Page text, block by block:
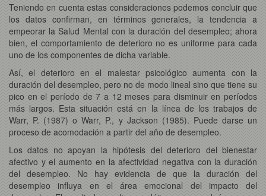
Teniendo en cuenta estas consideraciones podemos concluir que
los datos confirman, en términos generales, la tendencia a
empeorar la Salud Mental con la duración del desempleo; ahora
bien, el comportamiento de deterioro no es uniforme para cada
uno de los componentes de dicha variable.
Así, el deterioro en el malestar psicológico aumenta con la
duración del desempleo, pero no de modo lineal sino que tiene su
pico en el período de 7 a 12 meses para disminuir en períodos
más largos. Esta situación está en la línea de los trabajos de
Warr, P. (1987) o Warr, P., y Jackson (1985). Puede darse un
proceso de acomodación a partir del año de desempleo.
Los datos no apoyan la hipótesis del deterioro del bienestar
afectivo y el aumento en la afectividad negativa con la duración
del desempleo. No hay evidencia de que la duración del
desempleo influya en el área emocional del impacto del